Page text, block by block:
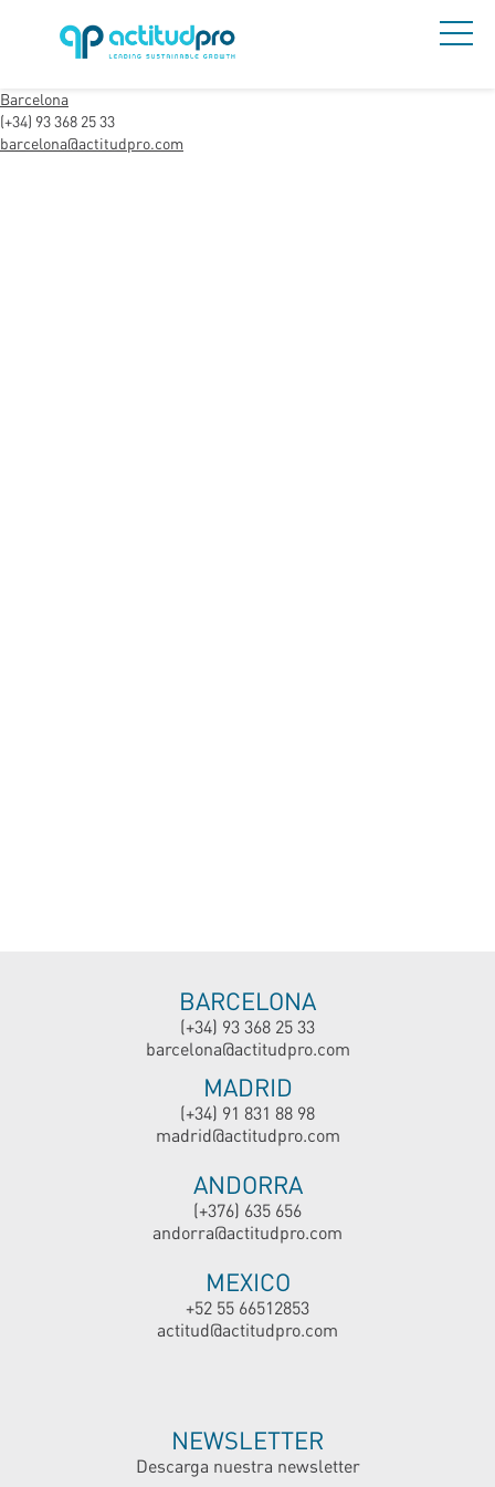
Barcelona
(+34) 93 368 25 33
barcelona@actitudpro.com
BARCELONA
(+34) 93 368 25 33
barcelona@actitudpro.com
MADRID
(+34) 91 831 88 98
madrid@actitudpro.com
ANDORRA
(+376) 635 656
andorra@actitudpro.com
MEXICO
+52 55 66512853
actitud@actitudpro.com
NEWSLETTER
Descarga nuestra newsletter